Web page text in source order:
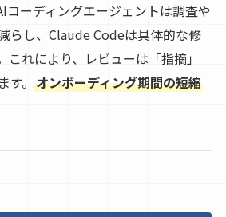
コーディングエージェントは調査や
らし、Claude Codeは具体的な修
これにより、レビューは「指摘」
。 オンボーディング期間の短縮